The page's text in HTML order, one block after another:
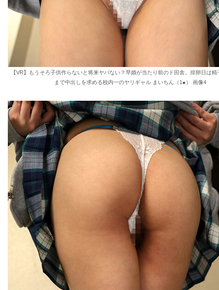
【VR】もうそろ子供作らないと将来ヤバない？早婚が当たり前のド田舎。排卵日は精
まで中出しを求める校内一のヤリギャル まいちん（1●） 画像4